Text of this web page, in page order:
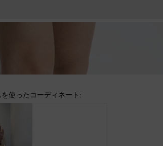
使ったコーディネート: